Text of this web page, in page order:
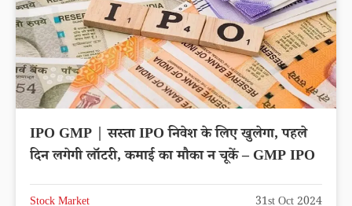
IPO GMP | सस्ता IPO निवेश के लिए खुलेगा, पहले
दिन लगेगी लॉटरी, कमाई का मौका न चूकें – GMP IPO